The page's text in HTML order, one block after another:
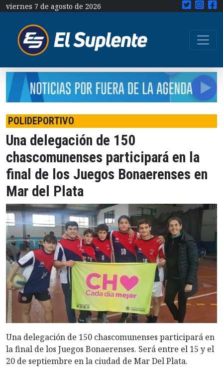
viernes 7 de agosto de 2026
POLIDEPORTIVO
Una delegación de 150
chascomunenses participará en la
final de los Juegos Bonaerenses en
Mar del Plata
Una delegación de 150 chascomunenses participará en
la final de los Juegos Bonaerenses. Será entre el 15 y el
20 de septiembre en la ciudad de Mar Del Plata.